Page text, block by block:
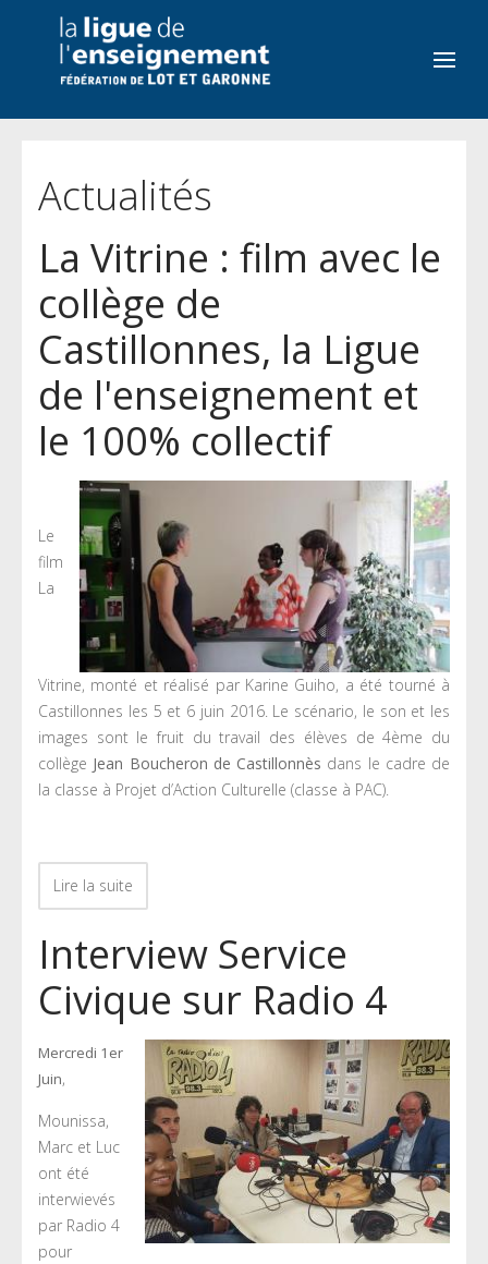
Actualités
La Vitrine : film avec le
collège de
Castillonnes, la Ligue
de l'enseignement et
le 100% collectif
Le
film
La
Vitrine, monté et réalisé par Karine Guiho, a été tourné à
Castillonnes les 5 et 6 juin 2016. Le scénario, le son et les
images sont le fruit du travail des élèves de 4ème du
collège Jean Boucheron de Castillonnès dans le cadre de
la classe à Projet d’Action Culturelle (classe à PAC).
Lire la suite
Interview Service
Civique sur Radio 4
Mercredi 1er
Juin,
Mounissa,
Marc et Luc
ont été
interwievés
par Radio 4
pour